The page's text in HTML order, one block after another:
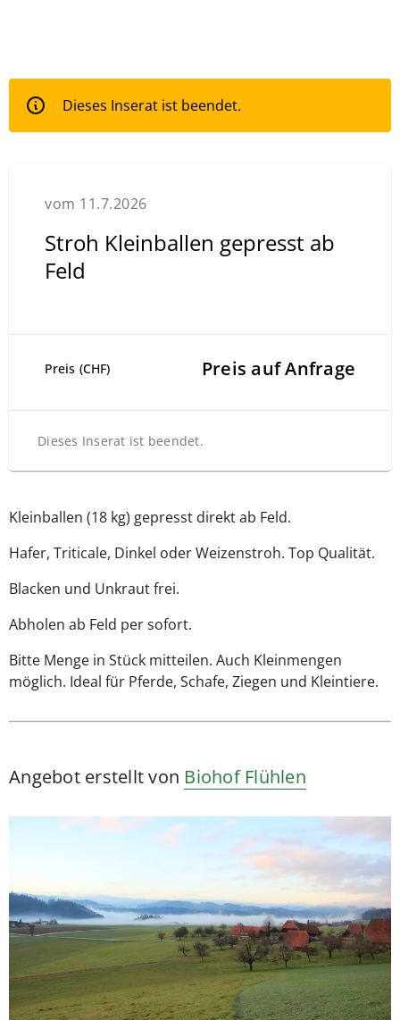
Dieses Inserat ist beendet.
vom 11.7.2026
Stroh Kleinballen gepresst ab
Feld
Preis (CHF) Preis auf Anfrage
Dieses Inserat ist beendet.
Kleinballen (18 kg) gepresst direkt ab Feld.
Hafer, Triticale, Dinkel oder Weizenstroh. Top Qualität.
Blacken und Unkraut frei.
Abholen ab Feld per sofort.
Bitte Menge in Stück mitteilen. Auch Kleinmengen
möglich. Ideal für Pferde, Schafe, Ziegen und Kleintiere.
Angebot erstellt von Biohof Flühlen